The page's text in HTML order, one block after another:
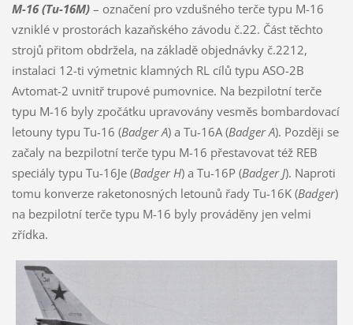
M-16 (Tu-16M)– označení pro vzdušného terče typu M-16
vzniklé v prostorách kazaňského závodu č.22. Část těchto
strojů přitom obdržela, na základě objednávky č.2212,
instalaci 12-ti výmetnic klamných RL cílů typu ASO-2B
Avtomat-2 uvnitř trupové pumovnice. Na bezpilotní terče
typu M-16 byly zpočátku upravovány vesměs bombardovací
letouny typu Tu-16 (Badger A) a Tu-16A (Badger A). Později se
začaly na bezpilotní terče typu M-16 přestavovat též REB
speciály typu Tu-16Je (Badger H) a Tu-16P (Badger J). Naproti
tomu konverze raketonosných letounů řady Tu-16K (Badger)
na bezpilotní terče typu M-16 byly prováděny jen velmi
zřídka.